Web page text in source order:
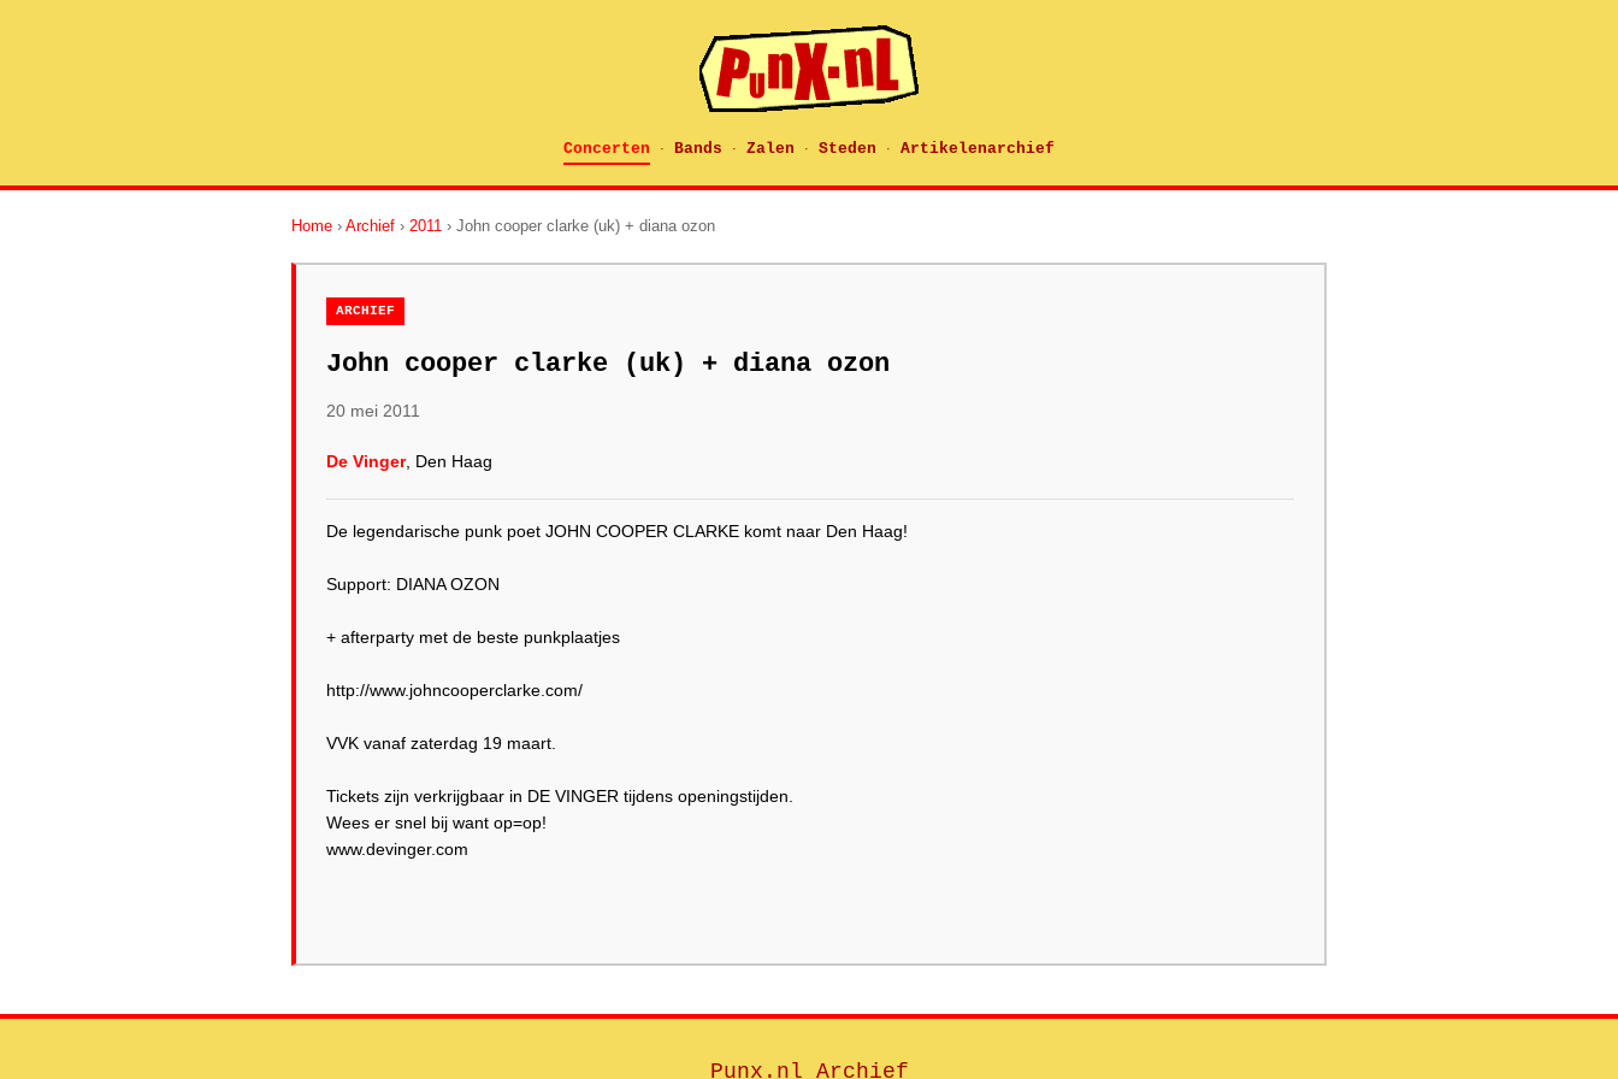
Concerten · Bands · Zalen · Steden · Artikelenarchief
Home › Archief › 2011 › John cooper clarke (uk) + diana ozon
ARCHIEF
John cooper clarke (uk) + diana ozon
20 mei 2011
De Vinger, Den Haag
De legendarische punk poet JOHN COOPER CLARKE komt naar Den Haag!
Support: DIANA OZON
+ afterparty met de beste punkplaatjes
http://www.johncooperclarke.com/
VVK vanaf zaterdag 19 maart.
Tickets zijn verkrijgbaar in DE VINGER tijdens openingstijden.
Wees er snel bij want op=op!
www.devinger.com
Punx.nl Archief